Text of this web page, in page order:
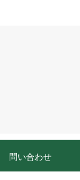
問い合わせ